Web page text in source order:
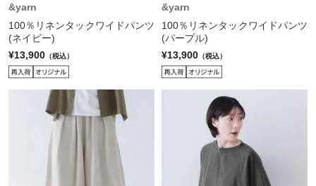
&yarn
100％リネンタックワイドパンツ
(ネイビー)
¥13,900 （税込）
&yarn
100％リネンタックワイドパンツ
(パープル)
¥13,900 （税込）